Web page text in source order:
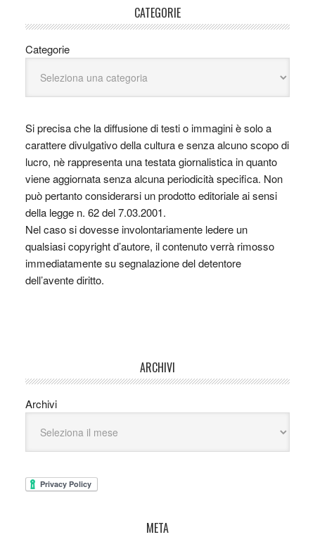
CATEGORIE
Categorie
Si precisa che la diffusione di testi o immagini è solo a
carattere divulgativo della cultura e senza alcuno scopo di
lucro, nè rappresenta una testata giornalistica in quanto
viene aggiornata senza alcuna periodicità specifica. Non
può pertanto considerarsi un prodotto editoriale ai sensi
della legge n. 62 del 7.03.2001.
Nel caso si dovesse involontariamente ledere un
qualsiasi copyright d’autore, il contenuto verrà rimosso
immediatamente su segnalazione del detentore
dell’avente diritto.
ARCHIVI
Archivi
META